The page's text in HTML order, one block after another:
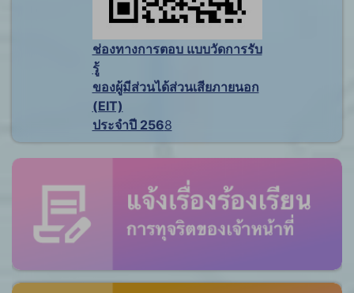
ช่องทางการตอบ แบบวัดการรับ
รู้
ของผู้มีส่วนได้ส่วนเสียภายนอก
(EIT)
ประจำปี 2568